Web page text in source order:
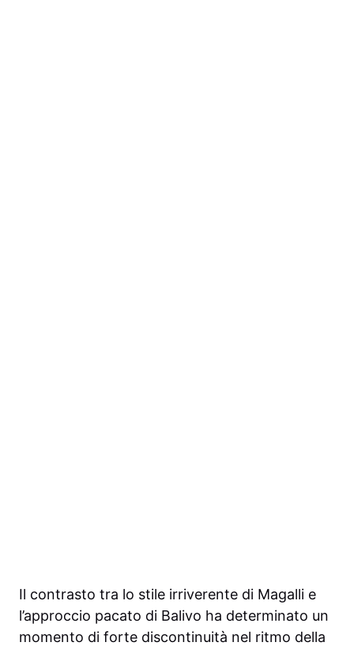
Il contrasto tra lo stile irriverente di Magalli e
l’approccio pacato di Balivo ha determinato un
momento di forte discontinuità nel ritmo della